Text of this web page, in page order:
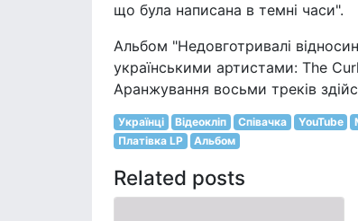
що була написана в темні часи".
Альбом "Недовготривалі
українськими артистами: The
Аранжування восьми треків
Українці Відеокліп Співачка YouTube
Платівка LP
Альбом
Related posts